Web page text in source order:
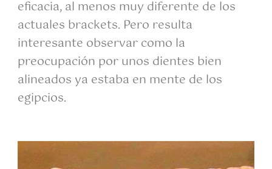
eficacia, al menos muy diferente de los
actuales brackets. Pero resulta
interesante observar como la
preocupación por unos dientes bien
alineados ya estaba en mente de los
egipcios.